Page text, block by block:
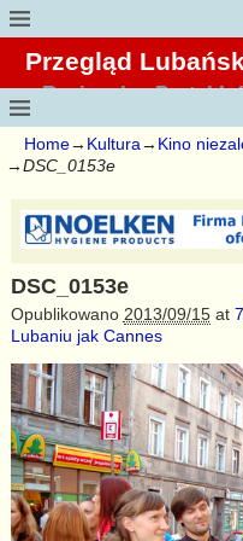
Przegląd
Regionalny Portal
Home→ Kultura→ Kino
→DSC_0153e
DSC_0153e
Opublikowano 2013/09/15at
Lubaniu jak Cannes